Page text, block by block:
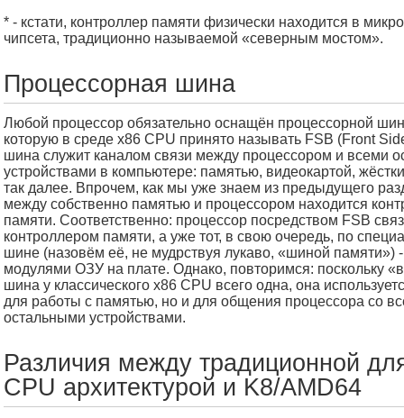
* - кстати, контроллер памяти физически находится в
чипсета, традиционно называемой «северным мостом».
Процессорная шина
Любой процессор обязательно оснащён процессорной
которую в среде x86 CPU принято называть FSB (Front
шина служит каналом связи между процессором и всеми
устройствами в компьютере: памятью, видеокартой,
так далее. Впрочем, как мы уже знаем из предыдущего
между собственно памятью и процессором находится
памяти. Соответственно: процессор посредством FSB
контроллером памяти, а уже тот, в свою очередь, по
шине (назовём её, не мудрствуя лукаво, «шиной памяти»)
модулями ОЗУ на плате. Однако, повторимся: поскольку
шина у классического x86 CPU всего одна, она
для работы с памятью, но и для общения процессора со
остальными устройствами.
Различия между традиционной
CPU архитектурой и K8/AMD64